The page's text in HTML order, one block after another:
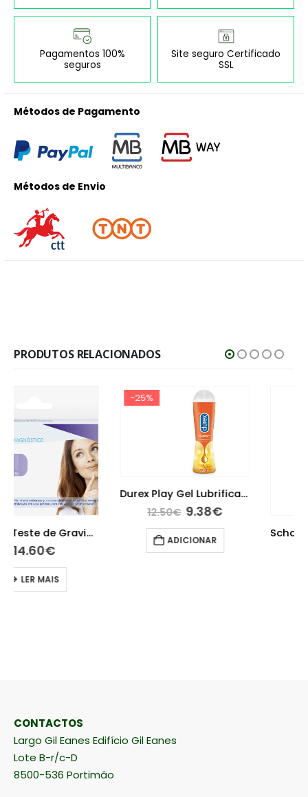
Pagamentos 100%
seguros
Site seguro Certificado
SSL
Métodos de Pagamento
Métodos de Envio
PRODUTOS RELACIONADOS
Durex Play Gel Lubrificante Efeito Calor 50ml
12.50€ 9.38
ADICIONAR
Scholl Palmilhas GelActiv Uso Diário Homem 2 unidades
20.95
CONTACTOS
Largo Gil Eanes Edifício Gil Eanes
Lote B-r/c-D
8500-536 Portimão